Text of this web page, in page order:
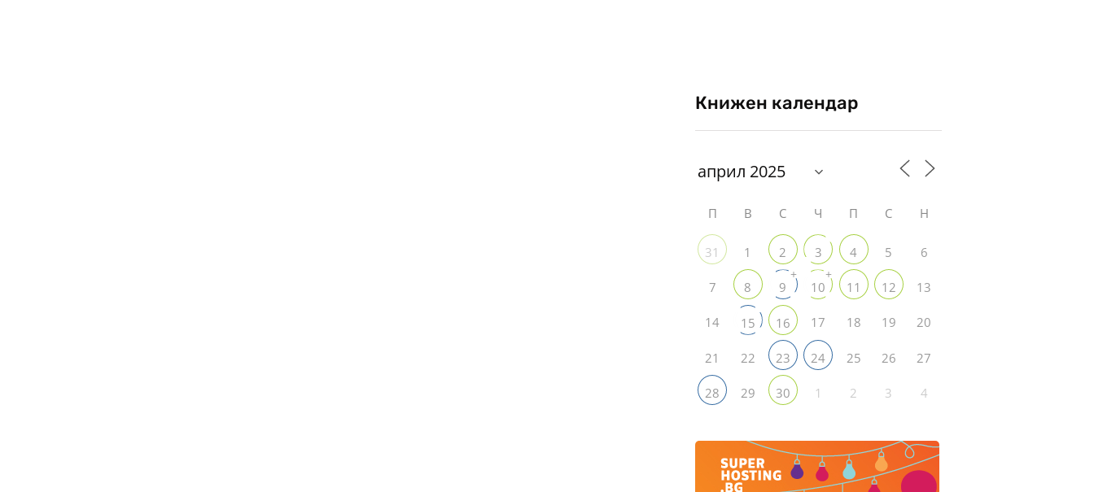
Книжен календар
П В С Ч П С Н
31 1 2 3 4 5 6
7 8 9
+
10
+
11 12 13
14 15 16 17 18 19 20
21 22 23 24 25 26 27
28 29 30 1 2 3 4